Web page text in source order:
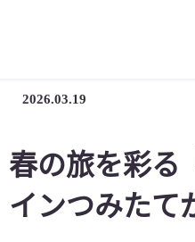
2026.03.19
春の旅を彩る
インつみたて